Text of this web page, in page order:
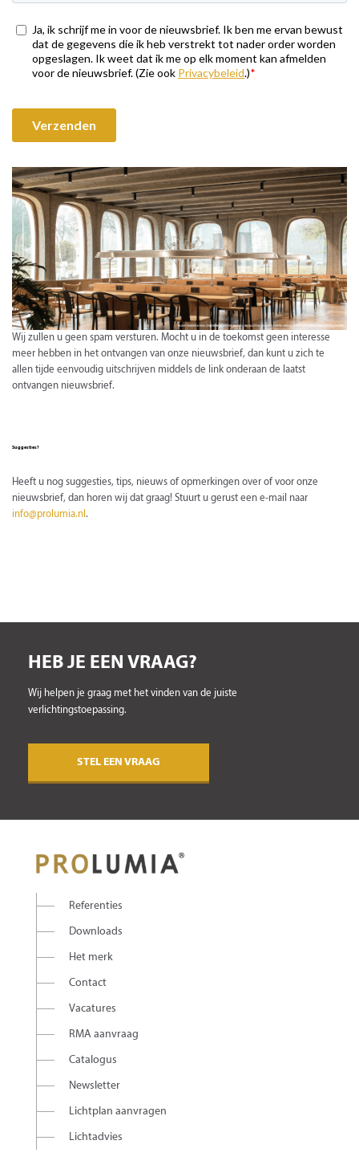
Wij zullen u geen spam versturen. Mocht u in de toekomst geen interesse
meer hebben in het ontvangen van onze nieuwsbrief, dan kunt u zich te
allen tijde eenvoudig uitschrijven middels de link onderaan de laatst
ontvangen nieuwsbrief.
Suggesties?
Heeft u nog suggesties, tips, nieuws of opmerkingen over of voor onze
nieuwsbrief, dan horen wij dat graag! Stuurt u gerust een e-mail naar
info@prolumia.nl .
HEB JE EEN VRAAG?
Wij helpen je graag met het vinden van de juiste
verlichtingstoepassing.
STEL EEN VRAAG
Referenties
Downloads
Het merk
Contact
Vacatures
RMA aanvraag
Catalogus
Newsletter
Lichtplan aanvragen
Lichtadvies